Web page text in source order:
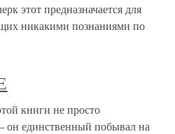
этот предназначается для
никакими познаниями по
книги не просто
единственный побывал на